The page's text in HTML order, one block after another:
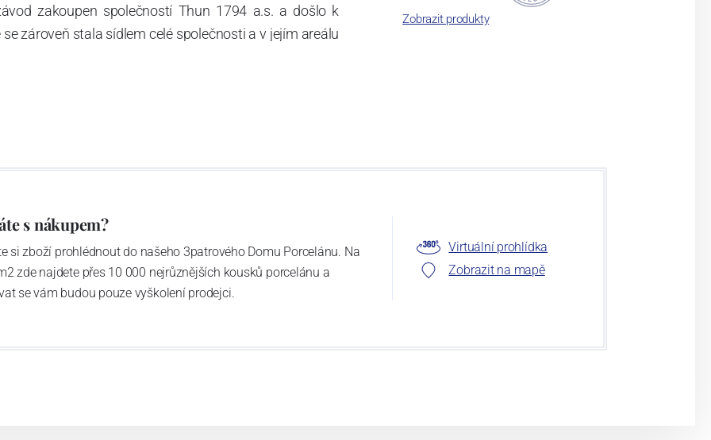
zakoupen společností Thun 1794 a.s. a došlo k
zároveň stala sídlem celé společnosti a v jejím areálu
Františkem Josefem Thunem a J.N. Weberem,
letech minulého století byla továrna přemístěna do
se nachází dodnes. Závod je vybaven moderními
Zobrazit produkty
s nákupem?
si zboží prohlédnout do našeho 3patrového Domu Porcelánu. Na
zde najdete přes 10 000 nejrůznějších kousků porcelánu a
se vám budou pouze vyškolení prodejci.
Virtuální prohlídka
Zobrazit na mapě